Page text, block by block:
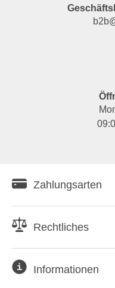
Zahlungsarten
Rechtliches
Informationen